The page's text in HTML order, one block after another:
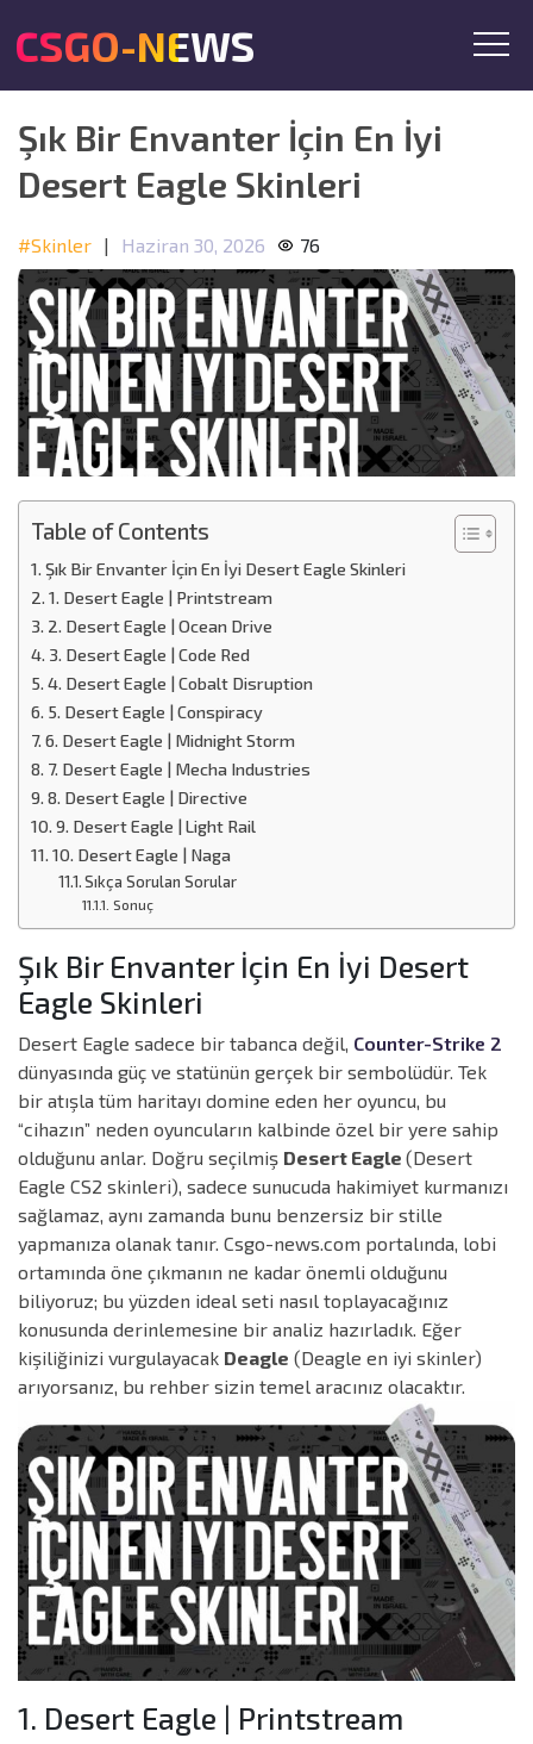
CSGO-NEWS
Şık Bir Envanter İçin En İyi
Desert Eagle Skinleri
#Skinler | Haziran 30, 2026 76
Table of Contents
Şık Bir Envanter İçin En İyi Desert Eagle Skinleri
1. Desert Eagle | Printstream
2. Desert Eagle | Ocean Drive
3. Desert Eagle | Code Red
4. Desert Eagle | Cobalt Disruption
5. Desert Eagle | Conspiracy
6. Desert Eagle | Midnight Storm
7. Desert Eagle | Mecha Industries
8. Desert Eagle | Directive
9. Desert Eagle | Light Rail
10. Desert Eagle | Naga
Sıkça Sorulan Sorular
Sonuç
Şık Bir Envanter İçin En İyi Desert
Eagle Skinleri
Desert Eagle sadece bir tabanca değil, Counter-Strike 2
dünyasında güç ve statünün gerçek bir sembolüdür. Tek
bir atışla tüm haritayı domine eden her oyuncu, bu
“cihazın” neden oyuncuların kalbinde özel bir yere sahip
olduğunu anlar. Doğru seçilmiş Desert Eagle (Desert
Eagle CS2 skinleri), sadece sunucuda hakimiyet kurmanızı
sağlamaz, aynı zamanda bunu benzersiz bir stille
yapmanıza olanak tanır. Csgo-news.com portalında, lobi
ortamında öne çıkmanın ne kadar önemli olduğunu
biliyoruz; bu yüzden ideal seti nasıl toplayacağınız
konusunda derinlemesine bir analiz hazırladık. Eğer
kişiliğinizi vurgulayacak Deagle (Deagle en iyi skinler)
arıyorsanız, bu rehber sizin temel aracınız olacaktır.
1. Desert Eagle | Printstream